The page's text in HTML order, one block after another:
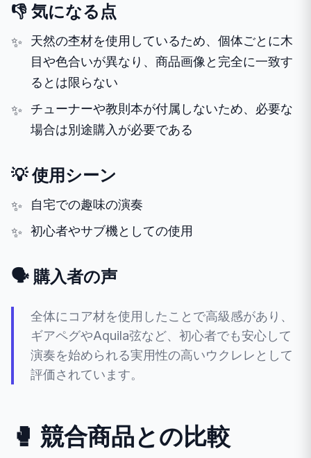
👎 気になる点
天然の杢材を使用しているため、個体ごとに木
目や色合いが異なり、商品画像と完全に一致す
るとは限らない
チューナーや教則本が付属しないため、必要な
場合は別途購入が必要である
💡 使用シーン
自宅での趣味の演奏
初心者やサブ機としての使用
🗣️ 購入者の声
全体にコア材を使用したことで高級感があり、
ギアペグやAquila弦など、初心者でも安心して
演奏を始められる実用性の高いウクレレとして
評価されています。
🥊 競合商品との比較